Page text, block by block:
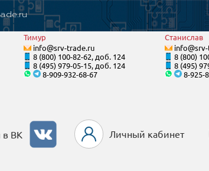
Тимур
info@srv-trade.ru
8 (800) 100-82-62, доб. 124
8 (495) 979-05-15, доб. 124
8-909-932-68-67
Станислав
8 (800)
8 (495)
8-925-
ВК Личный кабинет